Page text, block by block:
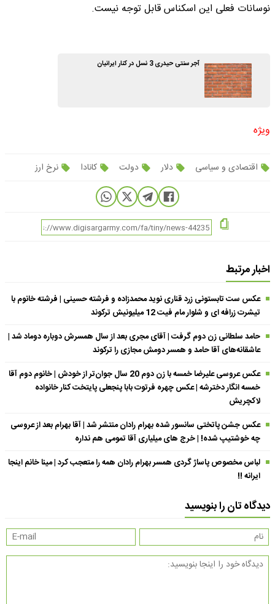
نوسانات فعلی این اسکناس قابل توجه نیست.
آجر سنتی حیدری 3 نسل در کنار ایرانیان
ویژه
اقتصادی و سیاسی دلار دولت کانادا نرخ ارز
اخبار مرتبط
عکس ست تابستونی زرد قناری نوید محمدزاده و فرشته حسینی | فرشته خانوم با
تیشرت زرافه ای و شلوار مام فیت 12 میلیونیش ترکوند
حامد سلطانی زن دوم گرفت | آقای مجری بعد از سال همسرش دوباره دوماد شد |
عاشقانه‌های آقا حامد و همسر دومش مجازی را ترکوند
عکس عروسی علیرضا خمسه با زن دوم 20 سال جوان‌تر از خودش | خانوم دوم آقا
خمسه انگار دخترشه | عکس چهره فرتوت بابا پنجعلی پایتخت کنار خانواده
لاکچریش
عکس جشن پاتختی سانسور شده بهرام رادان منتشر شد | آقا بهرام بعد از عروسی
چه خوشتیپ شده! | خرج های میلیاری آقا تمومی هم نداره
لباس مخصوص پاساژ گردی همسر بهرام رادان همه را متعجب کرد | مینا خانم اینجا
ایرانه !!
دیدگاه تان را بنویسید